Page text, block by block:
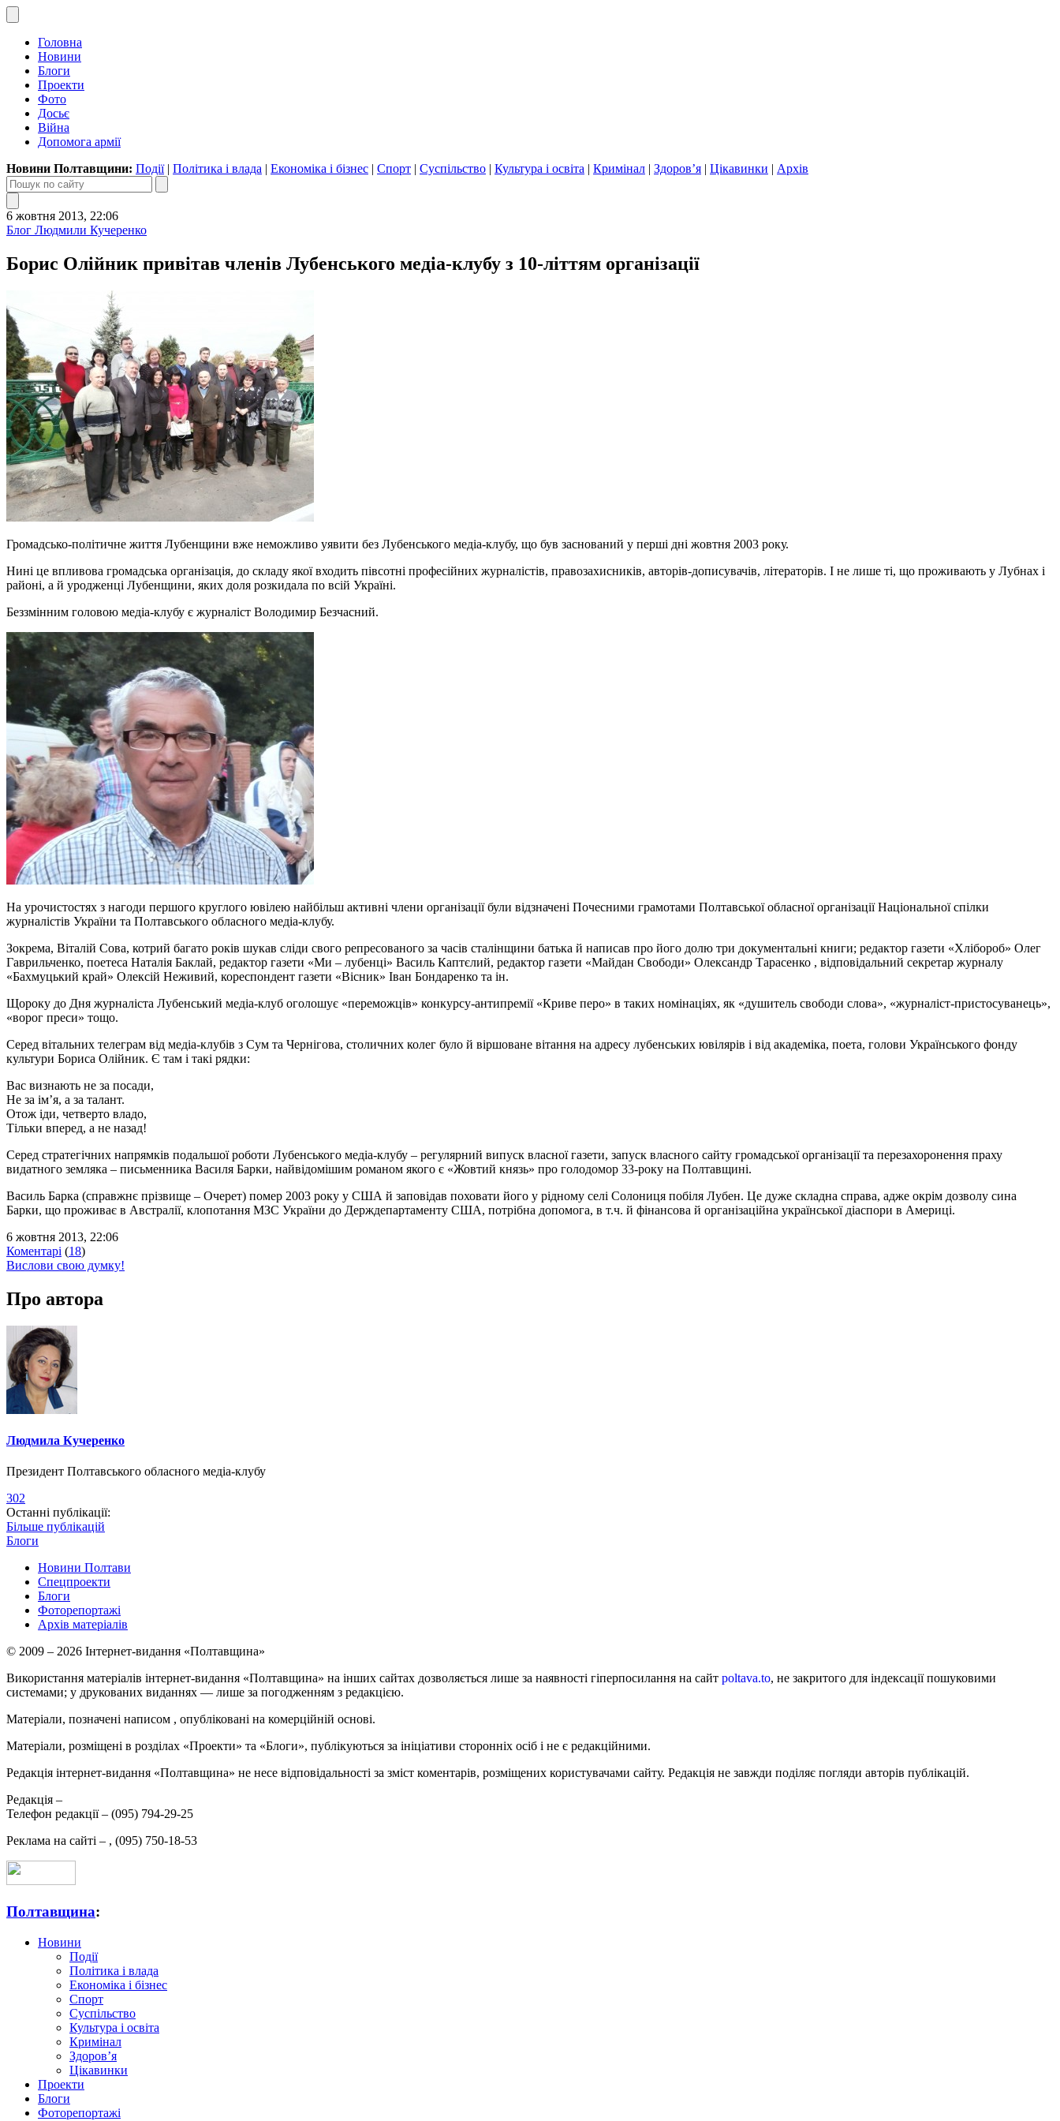
Головна
Новини
Блоги
Проекти
Фото
Досьє
Війна
Допомога армії
Новини Полтавщини: Події| Політика і влада | Економіка і бізнес | Спорт | Суспільство | Культура і освіта | Кримінал | Здоров’я | Цікавинки | Архів
6 жовтня 2013, 22:06
Блог Людмили Кучеренко
Борис Олійник привітав членів Лубенського медіа-клубу з 10-літтям організації
Громадсько-політичне життя Лубенщини вже неможливо уявити без Лубенського медіа-клубу, що був заснований у перші дні жовтня 2003 року.
Нині це впливова громадська організація, до складу якої входить півсотні професійних журналістів, правозахисників, авторів-дописувачів, літераторів. І не лише ті, що проживають у Лубнах і
районі, а й уродженці Лубенщини, яких доля розкидала по всій Україні.
Беззмінним головою медіа-клубу є журналіст Володимир Безчасний.
На урочистостях з нагоди першого круглого ювілею найбільш активні члени організації були відзначені Почесними грамотами Полтавської обласної організації Національної спілки
журналістів України та Полтавського обласного медіа-клубу.
Зокрема, Віталій Сова, котрий багато років шукав сліди свого репресованого за часів сталінщини батька й написав про його долю три документальні книги; редактор газети «Хлібороб» Олег
Гаврильченко, поетеса Наталія Баклай, редактор газети «Ми – лубенці» Василь Каптєлий, редактор газети «Майдан Свободи» Олександр Тарасенко , відповідальний секретар журналу
«Бахмуцький край» Олексій Неживий, кореспондент газети «Вісник» Іван Бондаренко та ін.
Щороку до Дня журналіста Лубенський медіа-клуб оголошує «переможців» конкурсу-антипремії «Криве перо» в таких номінаціях, як «душитель свободи слова», «журналіст-пристосуванець»,
«ворог преси» тощо.
Серед вітальних телеграм від медіа-клубів з Сум та Чернігова, столичних колег було й віршоване вітання на адресу лубенських ювілярів і від академіка, поета, голови Українського фонду
культури Бориса Олійник. Є там і такі рядки:
Вас визнають не за посади,
Не за ім’я, а за талант.
Отож іди, четверто владо,
Тільки вперед, а не назад!
Серед стратегічних напрямків подальшої роботи Лубенського медіа-клубу – регулярний випуск власної газети, запуск власного сайту громадської організації та перезахоронення праху
видатного земляка – письменника Василя Барки, найвідомішим романом якого є «Жовтий князь» про голодомор 33-року на Полтавщині.
Василь Барка (справжнє прізвище – Очерет) помер 2003 року у США й заповідав поховати його у рідному селі Солониця побіля Лубен. Це дуже складна справа, адже окрім дозволу сина
Барки, що проживає в Австралії, клопотання МЗС України до Держдепартаменту США, потрібна допомога, в т.ч. й фінансова й організаційна української діаспори в Америці.
6 жовтня 2013, 22:06
Коментарі (18)
Вислови свою думку!
Про автора
Людмила Кучеренко
Президент Полтавського обласного медіа-клубу
302
Останні публікації:
Більше публікацій
Блоги
Новини Полтави
Спецпроекти
Блоги
Фоторепортажі
Архів матеріалів
© 2009 – 2026 Інтернет-видання «Полтавщина»
Використання матеріалів інтернет-видання «Полтавщина» на інших сайтах дозволяється лише за наявності гіперпосилання на сайт poltava.to, не закритого для індексації пошуковими
системами; у друкованих виданнях — лише за погодженням з редакцією.
Матеріали, позначені написом , опубліковані на комерційній основі.
Матеріали, розміщені в розділах «Проекти» та «Блоги», публікуються за ініціативи сторонніх осіб і не є редакційними.
Редакція інтернет-видання «Полтавщина» не несе відповідальності за зміст коментарів, розміщених користувачами сайту. Редакція не завжди поділяє погляди авторів публікацій.
Редакція –
Телефон редакції – (095) 794-29-25
Реклама на сайті – , (095) 750-18-53
Полтавщина:
Новини
Події
Політика і влада
Економіка і бізнес
Спорт
Суспільство
Культура і освіта
Кримінал
Здоров’я
Цікавинки
Проекти
Блоги
Фоторепортажі